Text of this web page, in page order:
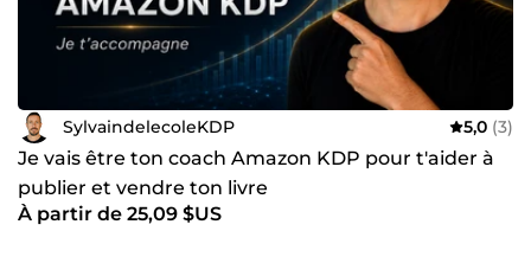
SylvaindelecoleKDP 5,0 (3)
Je vais être ton coach Amazon KDP pour t'aider à
publier et vendre ton livre
À partir de 25,09 $US